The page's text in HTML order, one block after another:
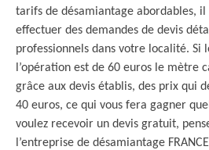
tarifs de désamiantage abordables, il
effectuer des demandes de devis
professionnels dans votre localité. Si
l’opération est de 60 euros le mètre
grâce aux devis établis, des prix qui
40 euros, ce qui vous fera gagner
voulez recevoir un devis gratuit,
l’entreprise de désamiantage